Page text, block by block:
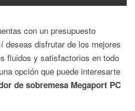
con un presupuesto
deseas disfrutar de los mejores
fluidos y satisfactorios en todo
opción que puede interesarte
de sobremesa Megaport PC